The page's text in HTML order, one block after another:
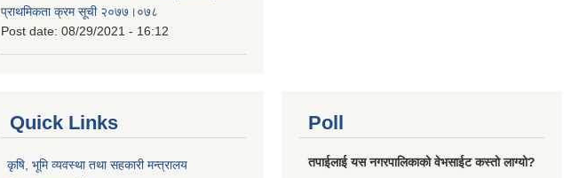
प्राथमिकता क्रम सूची २०७७।०७८
Post date: 08/29/2021 - 16:12
Quick Links
कृषि, भूमि व्यवस्था तथा सहकारी मन्त्रालय
Poll
तपाईलाई यस नगरपालिकाको वेभसाईट कस्तो लाग्यो?